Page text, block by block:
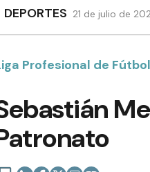
DEPORTES 21 de julio de
Profesional de Fútbol